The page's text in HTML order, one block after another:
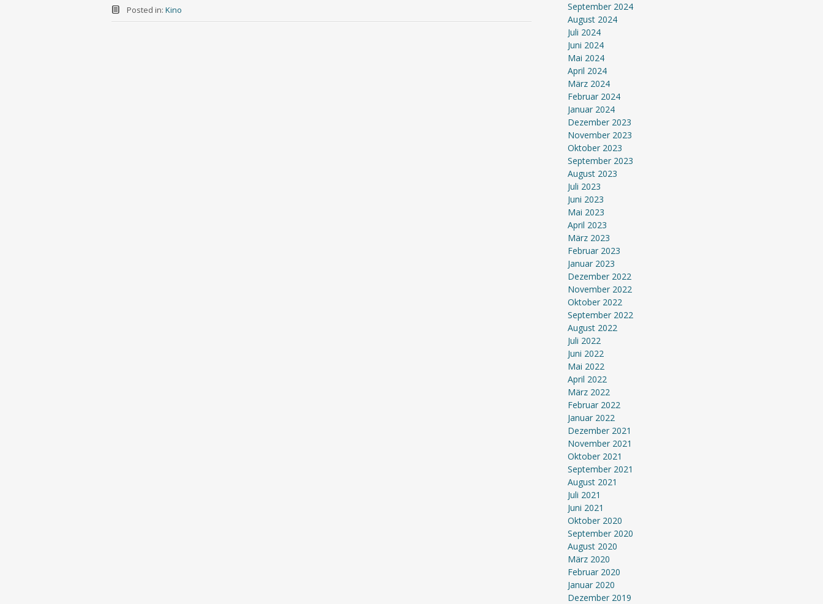
Posted in: Kino
September 2024
August 2024
Juli 2024
Juni 2024
Mai 2024
April 2024
März 2024
Februar 2024
Januar 2024
Dezember 2023
November 2023
Oktober 2023
September 2023
August 2023
Juli 2023
Juni 2023
Mai 2023
April 2023
März 2023
Februar 2023
Januar 2023
Dezember 2022
November 2022
Oktober 2022
September 2022
August 2022
Juli 2022
Juni 2022
Mai 2022
April 2022
März 2022
Februar 2022
Januar 2022
Dezember 2021
November 2021
Oktober 2021
September 2021
August 2021
Juli 2021
Juni 2021
Oktober 2020
September 2020
August 2020
März 2020
Februar 2020
Januar 2020
Dezember 2019